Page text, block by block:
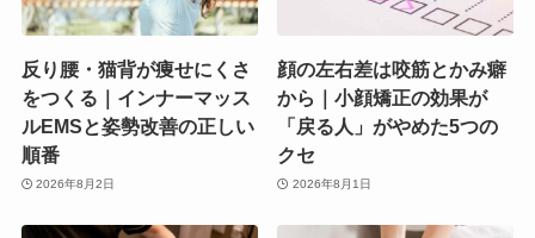
反り腰・猫背が痩せにくさ
をつくる｜インナーマッス
ルEMSと姿勢改善の正しい
順番
2026年8月2日
顔の左右差は咬筋とかみ癖
から｜小顔矯正の効果が
「戻る人」がやめた5つの
クセ
2026年8月1日